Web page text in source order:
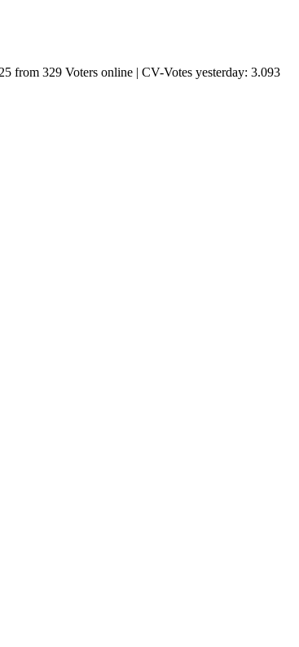
25 from 329 Voters online | CV-Votes yesterday: 3.093